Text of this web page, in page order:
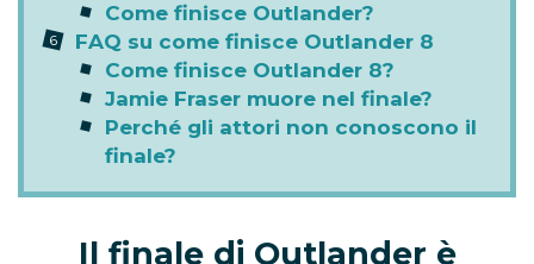
Come finisce Outlander?
FAQ su come finisce Outlander 8
Come finisce Outlander 8?
Jamie Fraser muore nel finale?
Perché gli attori non conoscono il
finale?
Il finale di Outlander è